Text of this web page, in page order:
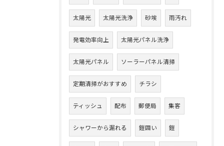
太陽光 太陽光洗浄 砂埃 雨汚れ
発電効率向上 太陽光パネル洗浄
太陽光パネル ソーラーパネル清掃
定期清掃がおすすめ チラシ
ティッシュ 配布 郵便局 集客
シャワーから漏れる 鎧囲い 鎧